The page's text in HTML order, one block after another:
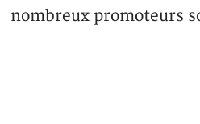
nombreux promoteurs